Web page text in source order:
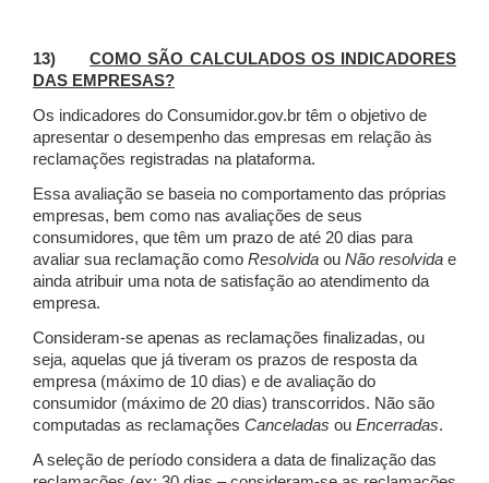
13)COMO SÃO CALCULADOS OS INDICADORES
DAS EMPRESAS?
Os indicadores do Consumidor.gov.br têm o objetivo de
apresentar o desempenho das empresas em relação às
reclamações registradas na plataforma.
Essa avaliação se baseia no comportamento das próprias
empresas, bem como nas avaliações de seus
consumidores, que têm um prazo de até 20 dias para
avaliar sua reclamação como Resolvida ou Não resolvida e
ainda atribuir uma nota de satisfação ao atendimento da
empresa.
Consideram-se apenas as reclamações finalizadas, ou
seja, aquelas que já tiveram os prazos de resposta da
empresa (máximo de 10 dias) e de avaliação do
consumidor (máximo de 20 dias) transcorridos. Não são
computadas as reclamações Canceladas ou Encerradas.
A seleção de período considera a data de finalização das